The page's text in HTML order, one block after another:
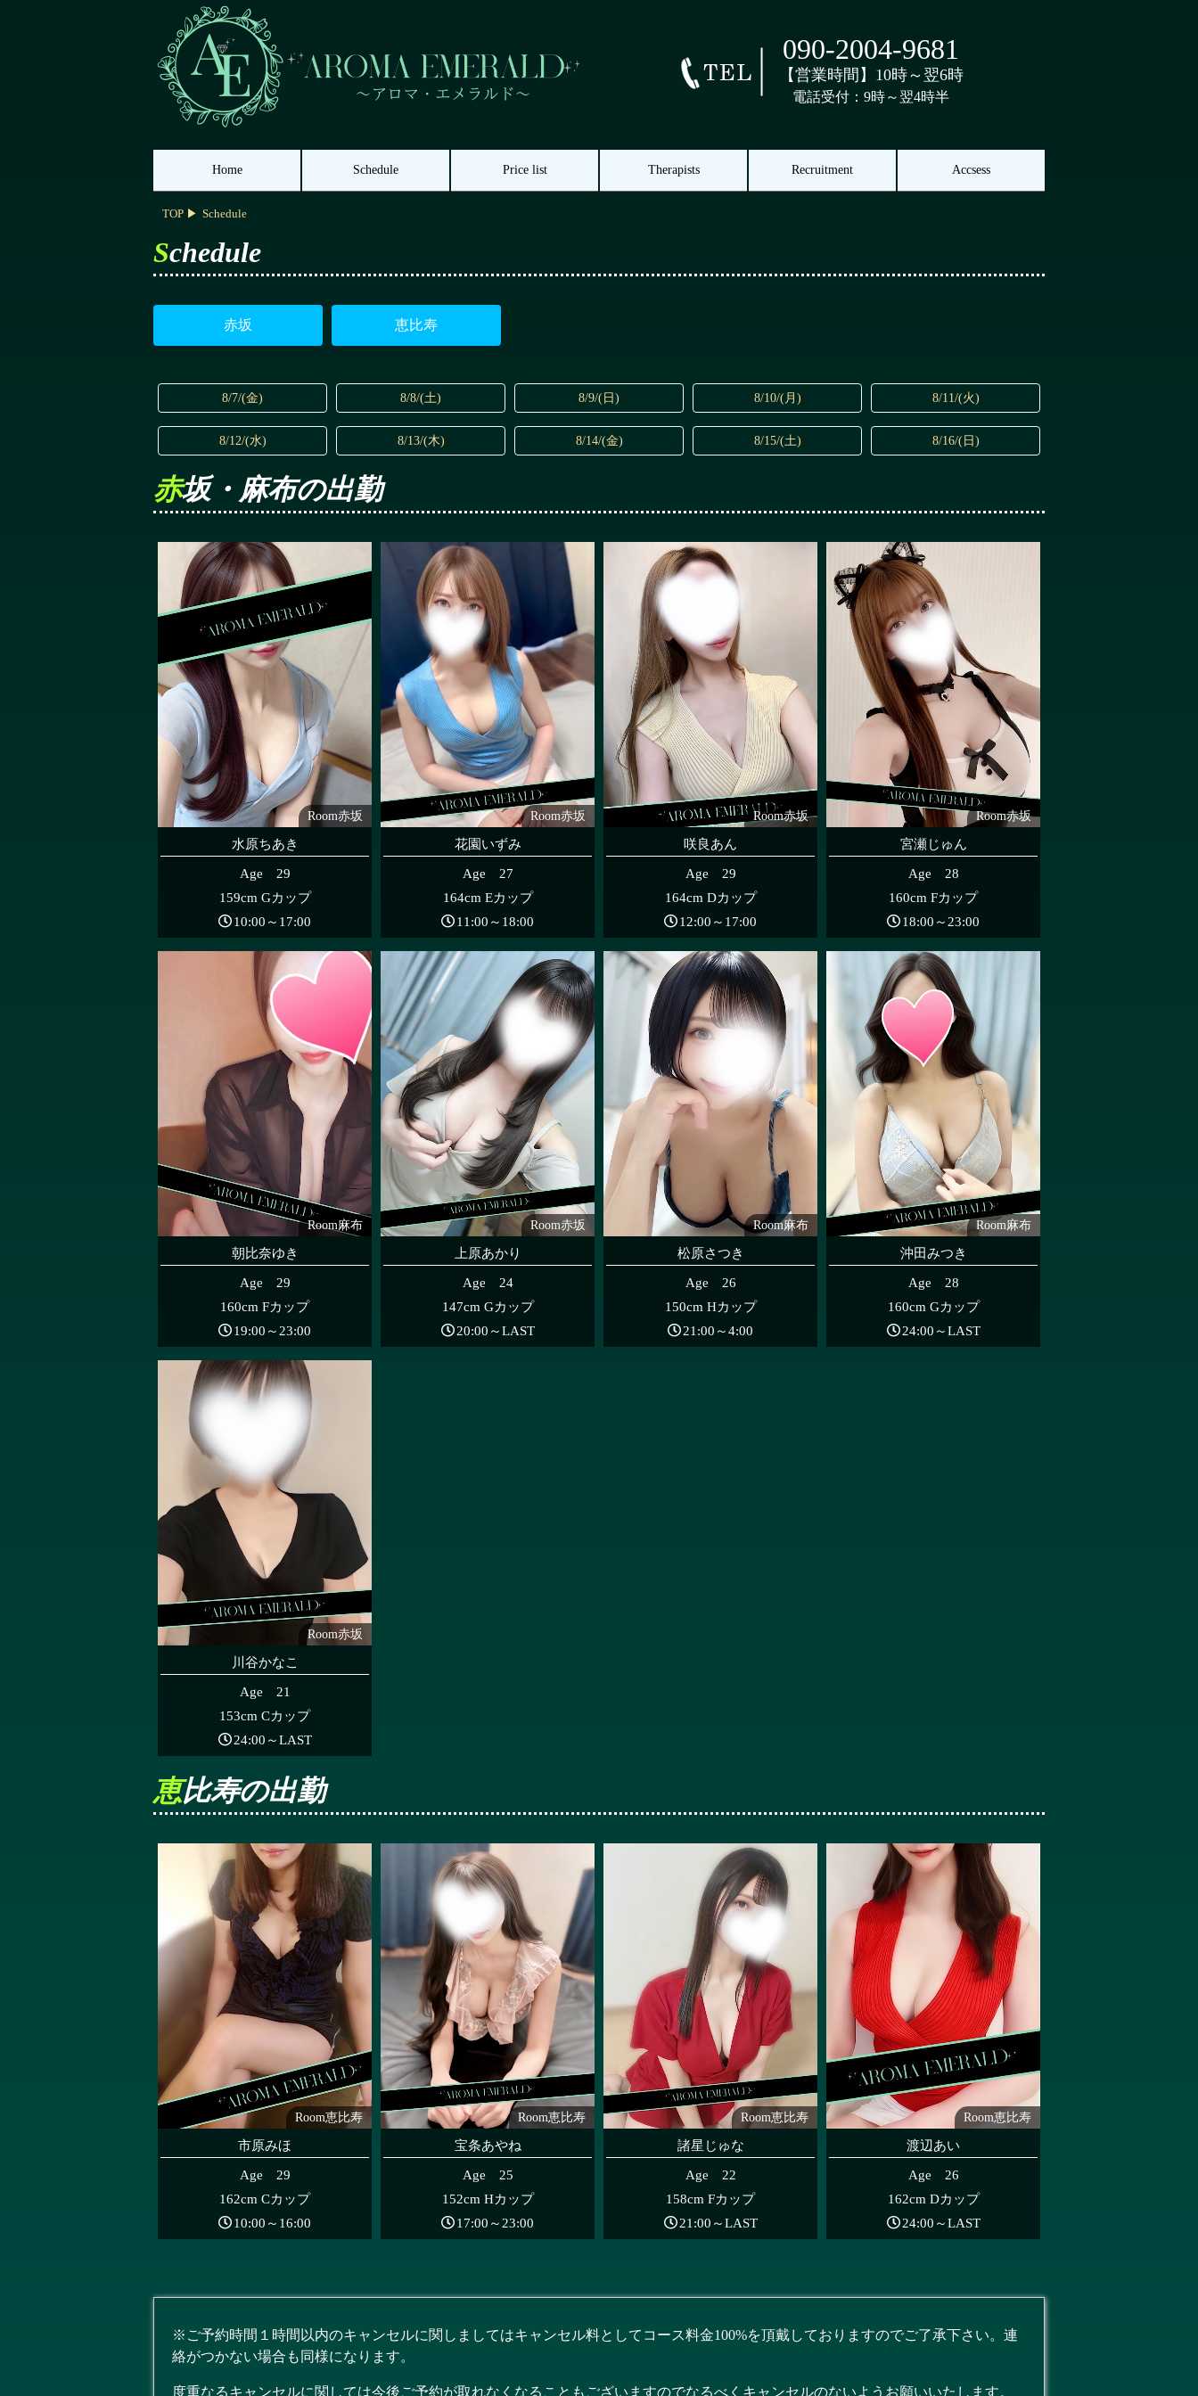
090-2004-9681
【営業時間】10時～翌6時
電話受付：9時～翌4時半
Home Schedule Price list Therapists Recruitment Accsess
TOP Schedule
Schedule
赤坂 恵比寿
8/7/(金) 8/8/(土) 8/9/(日) 8/10/(月) 8/11/(火)
8/12/(水) 8/13/(木) 8/14/(金) 8/15/(土) 8/16/(日)
赤坂・麻布の出勤
Room赤坂
水原ちあき
Age 29
159cm Gカップ
10:00～17:00
Room赤坂
花園いずみ
Age 27
164cm Eカップ
11:00～18:00
Room赤坂
咲良あん
Age 29
164cm Dカップ
12:00～17:00
Room赤坂
宮瀬じゅん
Age 28
160cm Fカップ
18:00～23:00
Room麻布
朝比奈ゆき
Age 29
160cm Fカップ
19:00～23:00
Room赤坂
上原あかり
Age 24
147cm Gカップ
20:00～LAST
Room麻布
松原さつき
Age 26
150cm Hカップ
21:00～4:00
Room麻布
沖田みつき
Age 28
160cm Gカップ
24:00～LAST
Room赤坂
川谷かなこ
Age 21
153cm Cカップ
24:00～LAST
恵比寿の出勤
Room恵比寿
市原みほ
Age 29
162cm Cカップ
10:00～16:00
Room恵比寿
宝条あやね
Age 25
152cm Hカップ
17:00～23:00
Room恵比寿
諸星じゅな
Age 22
158cm Fカップ
21:00～LAST
Room恵比寿
渡辺あい
Age 26
162cm Dカップ
24:00～LAST
※ご予約時間１時間以内のキャンセルに関しましてはキャンセル料としてコース料金100%を頂戴しておりますのでご了承下さい。連
絡がつかない場合も同様になります。
度重なるキャンセルに関しては今後ご予約が取れなくなることもございますのでなるべくキャンセルのないようお願いいたします。